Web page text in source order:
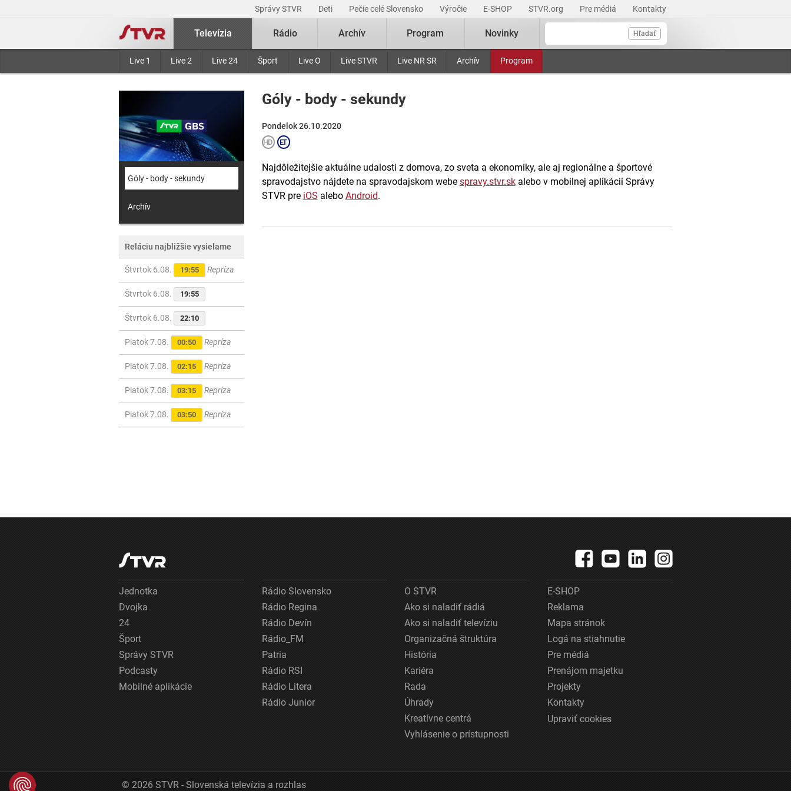
Správy STVR Deti Pečie celé Slovensko Výročie E-SHOP STVR.org Pre médiá Kontakty
Hľadať
Televízia
Live 1 Live 2 Live 24 Šport Live O Live STVR Live NR SR Archív Program
Rádio Archív Program Novinky
Góly - body - sekundy
Archív
Reláciu najbližšie vysielame
Štvrtok 6.08. 19:55 Repríza
Štvrtok 6.08. 19:55
Štvrtok 6.08. 22:10
Piatok 7.08. 00:50 Repríza
Piatok 7.08. 02:15 Repríza
Piatok 7.08. 03:15 Repríza
Piatok 7.08. 03:50 Repríza
Góly - body - sekundy
Pondelok 26.10.2020
Najdôležitejšie aktuálne udalosti z domova, zo sveta a ekonomiky, ale aj regionálne a športové
spravodajstvo nájdete na spravodajskom webe spravy.stvr.skalebo v mobilnej aplikácii Správy
STVR pre iOS alebo Android.
Jednotka
Dvojka
24
Šport
Správy STVR
Podcasty
Mobilné aplikácie
Rádio Slovensko
Rádio Regina
Rádio Devín
Rádio_FM
Patria
Rádio RSI
Rádio Litera
Rádio Junior
O STVR
Ako si naladiť rádiá
Ako si naladiť televíziu
Organizačná štruktúra
História
Kariéra
Rada
Úhrady
Kreatívne centrá
Vyhlásenie o prístupnosti
E-SHOP
Reklama
Mapa stránok
Logá na stiahnutie
Pre médiá
Prenájom majetku
Projekty
Kontakty
Upraviť cookies
© 2026 STVR - Slovenská televízia a rozhlas